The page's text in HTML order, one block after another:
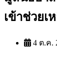
เข้าช่วย
4 ต.ค.